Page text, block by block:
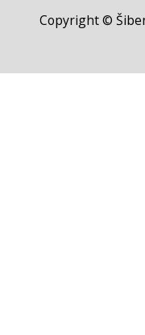
Copyright ©